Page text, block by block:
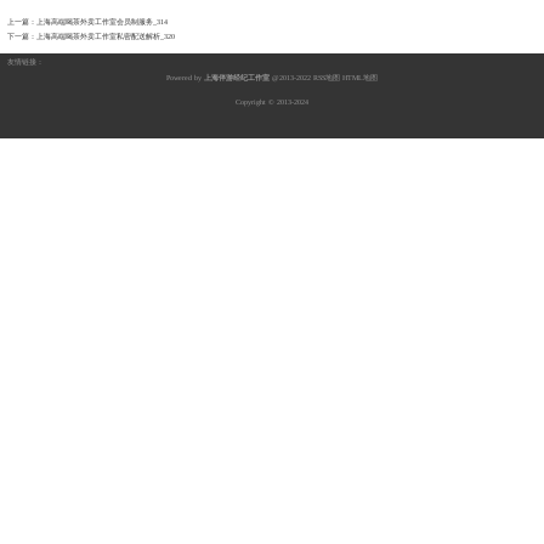
上一篇：
上海高端喝茶外卖工作室会员制服务_314
下一篇：
上海高端喝茶外卖工作室私密配送解析_320
友情链接：
Powered by 上海伴游经纪工作室 @2013-2022 RSS地图 HTML地图
Copyright © 2013-2024